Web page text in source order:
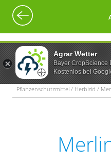
Agrar Wetter
Bayer CropScience
Kostenlos bei
Pflanzenschutzmittel / Herbizid /